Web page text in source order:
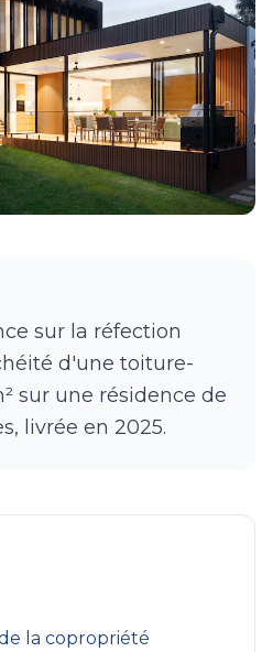
sur la réfection
d'une toiture-
sur une résidence de
livrée en 2025.
la copropriété